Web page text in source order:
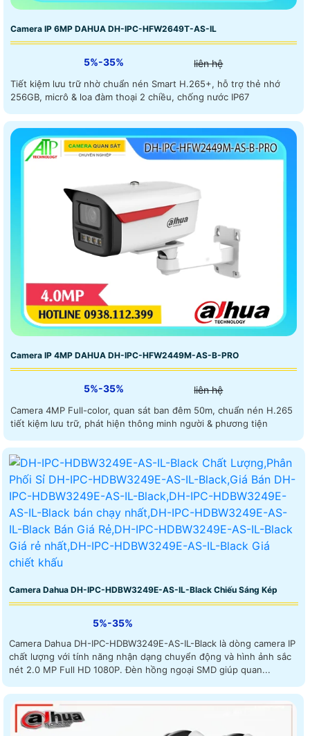
Camera IP 6MP DAHUA DH-IPC-HFW2649T-AS-IL
5%-35% liên hệ
Tiết kiệm lưu trữ nhờ chuẩn nén Smart H.265+, hỗ trợ thẻ nhớ
256GB, micrô & loa đàm thoại 2 chiều, chống nước IP67
Camera IP 4MP DAHUA DH-IPC-HFW2449M-AS-B-PRO
5%-35% liên hệ
Camera 4MP Full-color, quan sát ban đêm 50m, chuẩn nén H.265
tiết kiệm lưu trữ, phát hiện thông minh người & phương tiện
Camera Dahua DH-IPC-HDBW3249E-AS-IL-Black Chiếu Sáng Kép
5%-35%
Camera Dahua DH-IPC-HDBW3249E-AS-IL-Black là dòng camera IP
chất lượng với tính năng nhận dạng chuyển động và hình ảnh sắc
nét 2.0 MP Full HD 1080P. Đèn hồng ngoại SMD giúp quan...